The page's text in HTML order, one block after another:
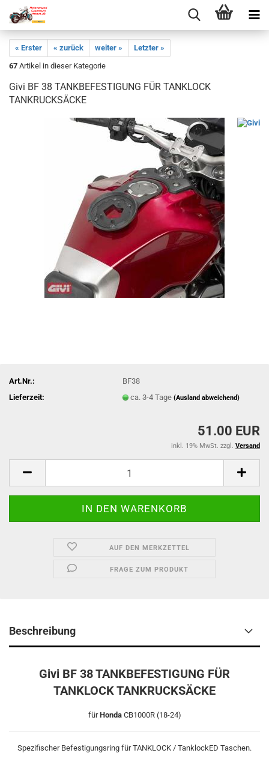
« Erster « zurück weiter »
Letzter »
67 Artikel in dieser Kategorie
Givi BF 38 TANKBEFESTIGUNG FÜR TANKLOCK
TANKRUCKSÄCKE
Art.Nr.:
BF38
Lieferzeit:
ca. 3-4 Tage(Ausland abweichend)
51.00 EUR
inkl. 19% MwSt. zzgl. Versand
AUF DEN MERKZETTEL
FRAGE ZUM PRODUKT
Beschreibung
Givi BF 38 TANKBEFESTIGUNG FÜR
TANKLOCK TANKRUCKSÄCKE
fürHondaCB1000R (18-24)
Spezifischer Befestigungsring für TANKLOCK / TanklockED Taschen.